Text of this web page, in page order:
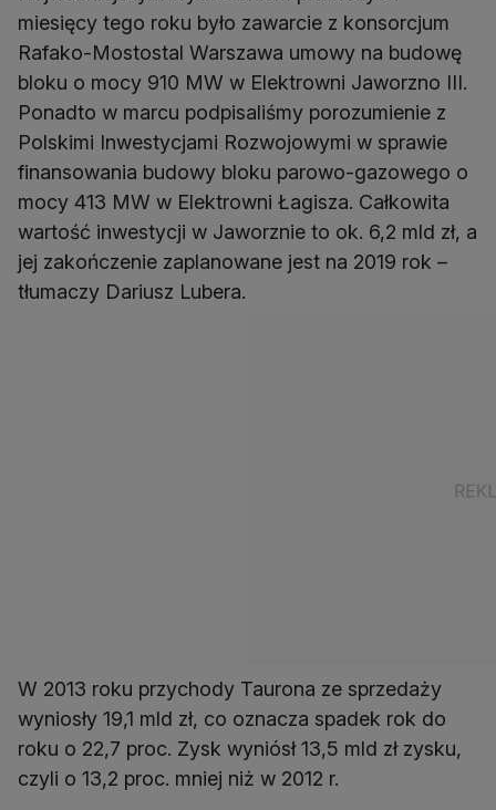
miesięcy tego roku było zawarcie z konsorcjum
Rafako-Mostostal Warszawa umowy na budowę
bloku o mocy 910 MW w Elektrowni Jaworzno III.
Ponadto w marcu podpisaliśmy porozumienie z
Polskimi Inwestycjami Rozwojowymi w sprawie
finansowania budowy bloku parowo-gazowego o
mocy 413 MW w Elektrowni Łagisza. Całkowita
wartość inwestycji w Jaworznie to ok. 6,2 mld zł, a
jej zakończenie zaplanowane jest na 2019 rok –
tłumaczy Dariusz Lubera.
W 2013 roku przychody Taurona ze sprzedaży
wyniosły 19,1 mld zł, co oznacza spadek rok do
roku o 22,7 proc. Zysk wyniósł 13,5 mld zł zysku,
czyli o 13,2 proc. mniej niż w 2012 r.